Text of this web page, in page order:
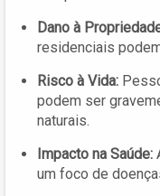
Dano à
residenciais
Risco à Vida:
podem ser
naturais.
Impacto na Saúde:
um foco de